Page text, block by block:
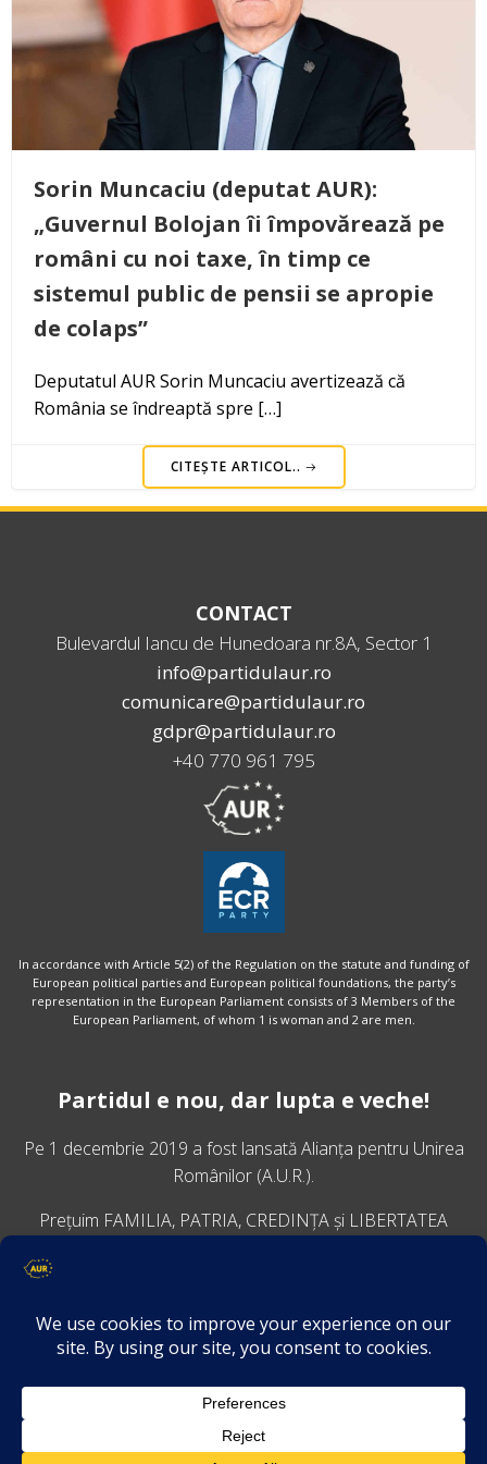
Sorin Muncaciu (deputat AUR):
„Guvernul Bolojan îi împovărează pe
români cu noi taxe, în timp ce
sistemul public de pensii se apropie
de colaps”
Deputatul AUR Sorin Muncaciu avertizează că
România se îndreaptă spre […]
CITEȘTE ARTICOL..
CONTACT
Bulevardul Iancu de Hunedoara nr.8A, Sector 1
info@partidulaur.ro
comunicare@partidulaur.ro
gdpr@partidulaur.ro
+40 770 961 795
In accordance with Article 5(2) of the Regulation on the statute and funding of
European political parties and European political foundations, the party’s
representation in the European Parliament consists of 3 Members of the
European Parliament, of whom 1 is woman and 2 are men.
Partidul e nou, dar lupta e veche!
Pe 1 decembrie 2019 a fost lansatăAlianța pentru Unirea
Românilor (A.U.R.).
Prețuim FAMILIA, PATRIA, CREDINȚA și LIBERTATEA
VINO ALĂTURI DE NOI
Descarcă aplicația Platforma AUR
Termeni și condiții de confidențialitate